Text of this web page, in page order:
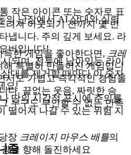
의 난장에서 AI 상대와 실력
한 게임을 좋아한다면, 크레
해 특별히 만들어진 게임입니
서도 가볍고 즉각적인 경험을
다. 끝없는 웃음, 짜릿한 승
누구도 부인할 수 없는 만족
장 크레이지 마우스 배틀의
을 향해 돌진하세요
작은 아이콘 또는 숫자로 표
려져 아웃되기 전까지 몇 번
냅니다. 주의 깊게 보세요. 라
버입니다!
되며, 전투에 남아있는 라이
대를 제거할 때마다 이 숫자
요!
땅의 시각적 표시에 주의를
떨어져 나갈 수 있는 위험 지
즘